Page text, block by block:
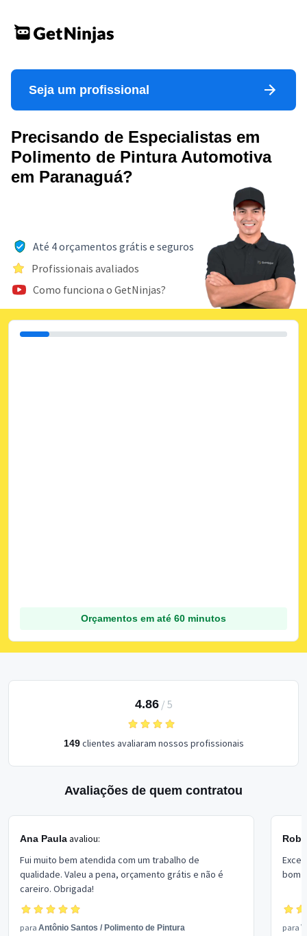
Seja um profissional
Precisando de Especialistas em
Polimento de Pintura Automotiva
em Paranaguá?
Até 4 orçamentos grátis e seguros
Profissionais avaliados
Como funciona o GetNinjas?
Orçamentos em até 60 minutos
4.86/ 5
149clientes avaliaram nossos profissionais
Avaliações de quem contratou
Ana Paulaavaliou:
Fui muito bem atendida com um trabalho de
qualidade. Valeu a pena, orçamento grátis e não é
careiro. Obrigada!
para Antônio Santos / Polimento de Pintura
bom
para